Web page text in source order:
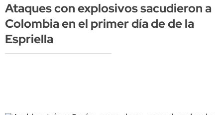
Ataques con explosivos sacudieron a
Colombia en el primer día de de la
Espriella